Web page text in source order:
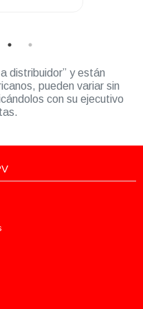
distribuidor” y están
pueden variar sin
con su ejecutivo